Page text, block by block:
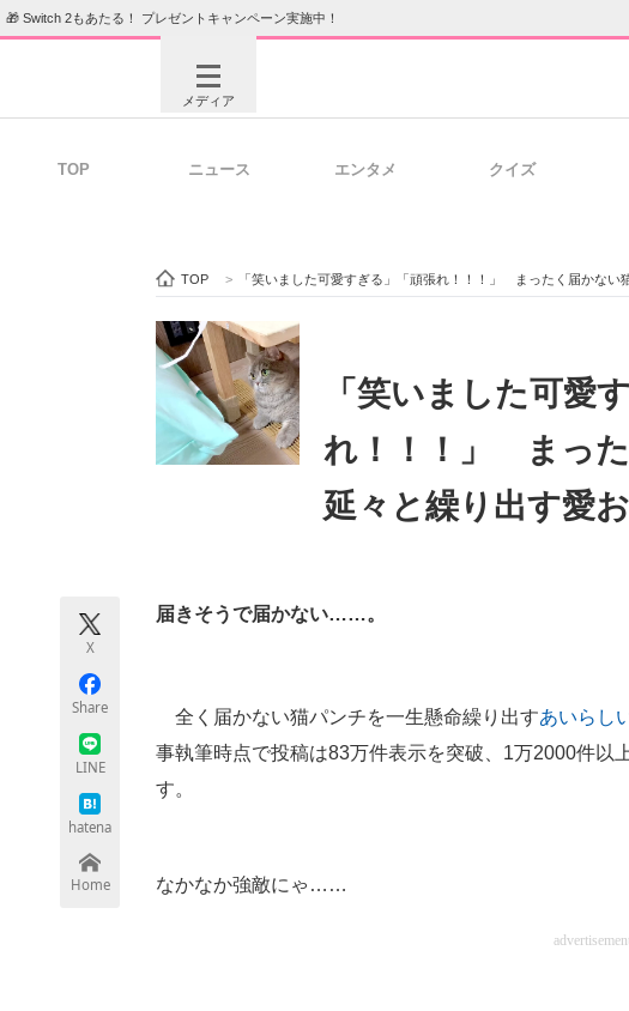
🎁 Switch 2もあたる！ プレゼントキャンペーン実施中！
メディア
ビジネスと働き方のヒント
ITエンジニア向け専門サイト 企業向けIT製品の総合サイト
TOP ニュース エンタメ クイズ
TOP > 「笑いました可愛すぎる」「頑張れ！！！」 まったく届かな
「笑いました可愛
れ！！！」 まっ
延々と繰り出す愛
X
Share
LINE
hatena
Home
届きそうで届かない……。
全く届かない猫パンチを一生懸命繰り出すあいらし
事執筆時点で投稿は83万件表示を突破、1万2000件以
す。
なかなか強敵にゃ……